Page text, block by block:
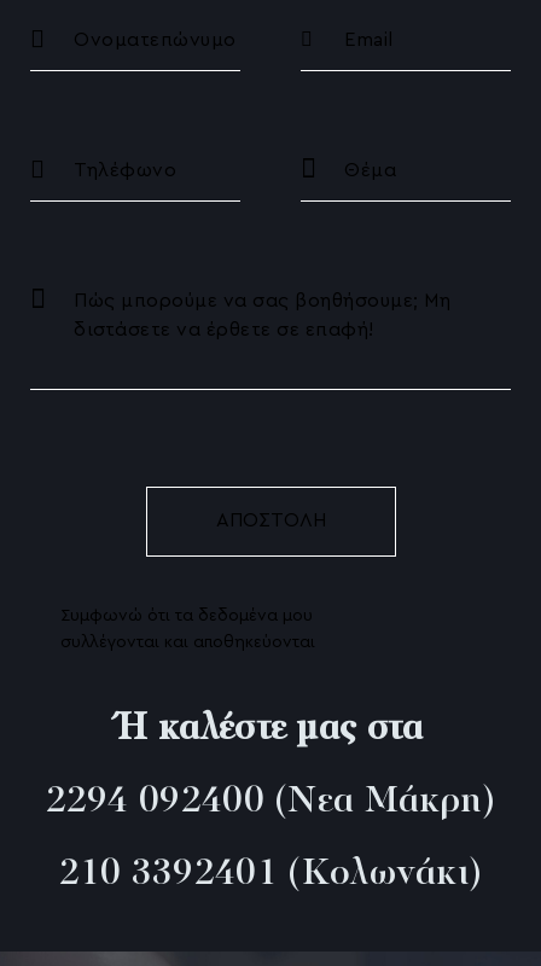
Ανδρογενετική Αλωπεκία
Θεραπεία Αποχρωματισμού Λεύκανσης
Profhilo βιοδιέγερση κολλαγόνου
θεραπεία της κυτταρίτιδας!
Pb serum Αντιμετώπιση Κυτταρίτιδας
Διόρθωση ρινοπαρειακών ρυτίδων
Συμφωνώ ότι τα δεδομένα μου
συλλέγονται και αποθηκεύονται
Ή καλέστε μας στα
2294 092400 (Νεα Μάκρη)
210 3392401 (Κολωνάκι)